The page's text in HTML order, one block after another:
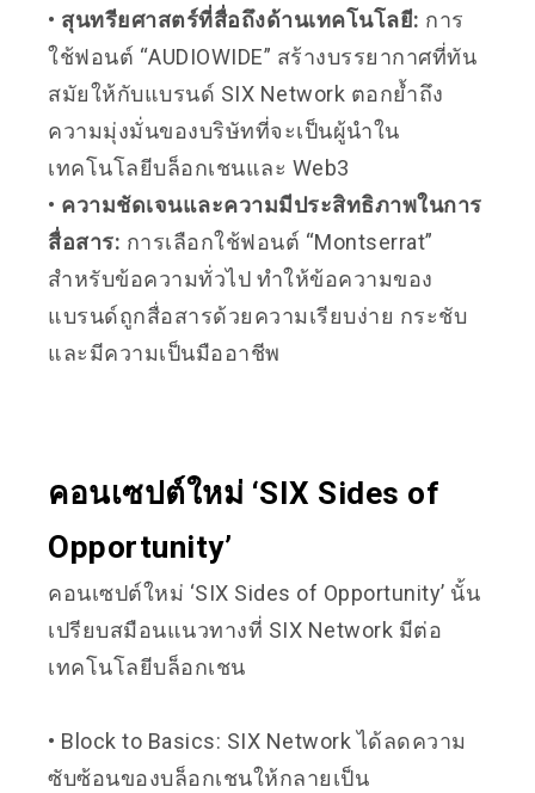
• สุนทรียศาสตร์ที่สื่อถึงด้านเทคโนโลยี: การ
ใช้ฟอนต์ “AUDIOWIDE” สร้างบรรยากาศที่ทัน
สมัยให้กับแบรนด์ SIX Network ตอกย้ำถึง
ความมุ่งมั่นของบริษัทที่จะเป็นผู้นำใน
เทคโนโลยีบล็อกเชนและ Web3
• ความชัดเจนและความมีประสิทธิภาพในการ
สื่อสาร: การเลือกใช้ฟอนต์ “Montserrat”
สำหรับข้อความทั่วไป ทำให้ข้อความของ
แบรนด์ถูกสื่อสารด้วยความเรียบง่าย กระชับ
และมีความเป็นมืออาชีพ
คอนเซปต์ใหม่ ‘SIX Sides of
Opportunity’
คอนเซปต์ใหม่ ‘SIX Sides of Opportunity’ นั้น
เปรียบสมือนแนวทางที่ SIX Network มีต่อ
เทคโนโลยีบล็อกเชน
• Block to Basics: SIX Network ได้ลดความ
ซับซ้อนของบล็อกเชนให้กลายเป็น